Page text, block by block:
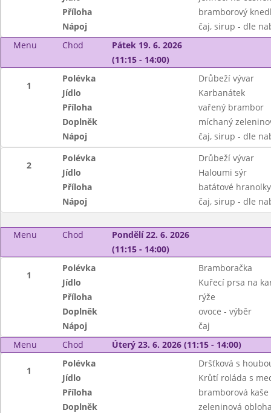
Příloha
bramborový
Nápoj
čaj, sirup - dle
Menu
Chod
Pátek 19. 6. 2026
(11:15 - 14:00)
1
Polévka
Drůbeží vývar
Jídlo
Karbanátek
Příloha
vařený brambor
Doplněk
míchaný
Nápoj
čaj, sirup - dle
2
Polévka
Drůbeží vývar
Jídlo
Haloumi sýr
Příloha
batátové
Nápoj
čaj, sirup - dle
Menu Chod
Pondělí 22. 6. 2026
(11:15 - 14:00)
1
Polévka
Bramboračka
Jídlo
Kuřecí prsa na
Příloha
rýže
Doplněk
ovoce - výběr
Nápoj
čaj
Menu
Chod Úterý 23. 6. 2026 (11:15 - 14:00)
1
Polévka
Dršťková s
Jídlo
Krůtí roláda s
Příloha
bramborová kaše
Doplněk
zeleninová